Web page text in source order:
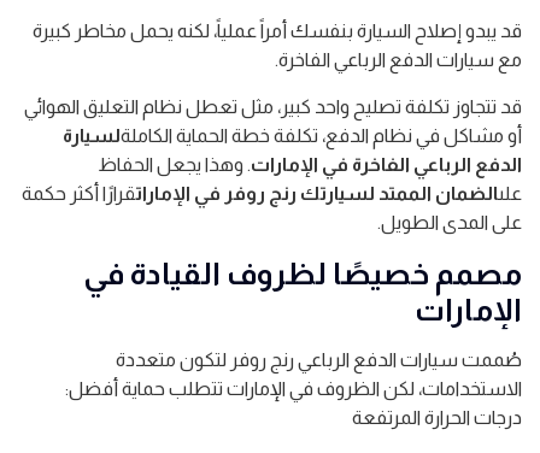
قد يبدو إصلاح السيارة بنفسك أمراً عملياً، لكنه يحمل مخاطر كبيرة
مع سيارات الدفع الرباعي الفاخرة.
قد تتجاوز تكلفة تصليح واحد كبير، مثل تعطل نظام التعليق الهوائي
أو مشاكل في نظام الدفع، تكلفة خطة الحماية الكاملةلسيارة
الدفع الرباعي الفاخرة في الإمارات. وهذا يجعل الحفاظ
علىالضمان الممتد لسيارتك رنج روفر في الإماراتقرارًا أكثر حكمة
على المدى الطويل.
مصمم خصيصًا لظروف القيادة في
الإمارات
صُممت سيارات الدفع الرباعي رنج روفر لتكون متعددة
الاستخدامات، لكن الظروف في الإمارات تتطلب حماية أفضل:
درجات الحرارة المرتفعة